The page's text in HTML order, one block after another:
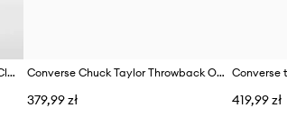
Vans tenisówki zamszowe Rowley Classic Converse Chuck Taylor Throwback OX tenisówki
379,99 zł 419,99 zł